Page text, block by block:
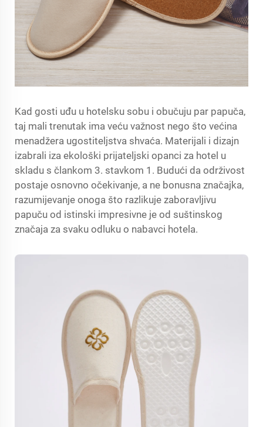
Kad gosti uđu u hotelsku sobu i obučuju par papuča,
taj mali trenutak ima veću važnost nego što većina
menadžera ugostiteljstva shvaća. Materijali i dizajn
izabrali iza ekološki prijateljski opanci za hotel u
skladu s člankom 3. stavkom 1. Budući da održivost
postaje osnovno očekivanje, a ne bonusna značajka,
razumijevanje onoga što razlikuje zaboravljivu
papuču od istinski impresivne je od suštinskog
značaja za svaku odluku o nabavci hotela.